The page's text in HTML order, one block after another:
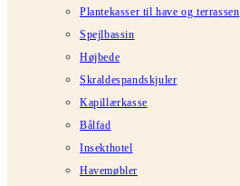
Plantekasser til have og terrassen
Spejlbassin
Højbede
Skraldespandskjuler
Kapillærkasse
Bålfad
Insekthotel
Havemøbler